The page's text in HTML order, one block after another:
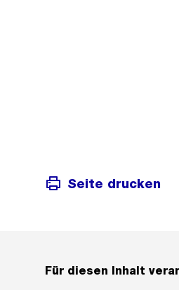
Seite drucken
Für diesen Inhalt